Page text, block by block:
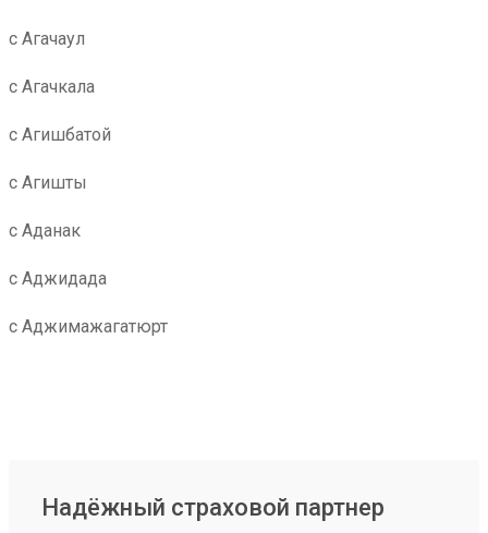
с Агачаул
с Агачкала
с Агишбатой
с Агишты
с Аданак
с Аджидада
с Аджимажагатюрт
Надёжный страховой партнер